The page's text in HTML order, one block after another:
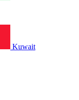
Kuwait